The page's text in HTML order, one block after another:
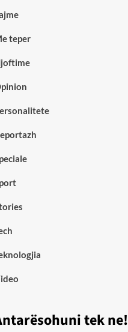
teper
tek ne!